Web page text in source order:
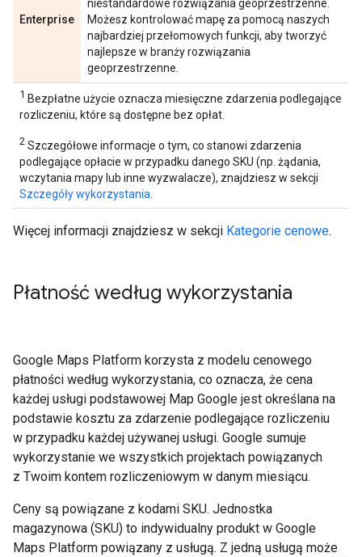
Enterprise
niestandardowe rozwiązania geoprzestrzenne.
Możesz kontrolować mapę za pomocą naszych
najbardziej przełomowych funkcji, aby tworzyć
najlepsze w branży rozwiązania
geoprzestrzenne.
1 Bezpłatne użycie oznacza miesięczne zdarzenia podlegające
rozliczeniu, które są dostępne bez opłat.
2 Szczegółowe informacje o tym, co stanowi zdarzenia
podlegające opłacie w przypadku danego SKU (np. żądania,
wczytania mapy lub inne wyzwalacze), znajdziesz w sekcji
Szczegóły wykorzystania
Więcej informacji znajdziesz w sekcji Kategorie cenowe.
Płatność według wykorzystania
Google Maps Platform korzysta z modelu cenowego
płatności według wykorzystania, co oznacza, że cena
każdej usługi podstawowej Map Google jest określana na
podstawie kosztu za zdarzenie podlegające rozliczeniu
w przypadku każdej używanej usługi. Google sumuje
wykorzystanie we wszystkich projektach powiązanych
z Twoim kontem rozliczeniowym w danym miesiącu.
Ceny są powiązane z kodami SKU. Jednostka
magazynowa (SKU) to indywidualny produkt w Google
Maps Platform powiązany z usługą. Z jedną usługą może